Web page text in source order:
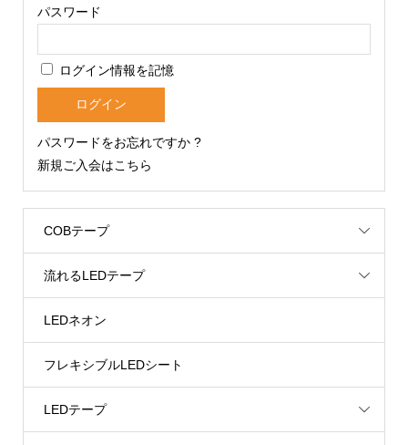
パスワード
ログイン情報を記憶
パスワードをお忘れですか ?
新規ご入会はこちら
COBテープ
流れるLEDテープ
LEDネオン
フレキシブルLEDシート
LEDテープ